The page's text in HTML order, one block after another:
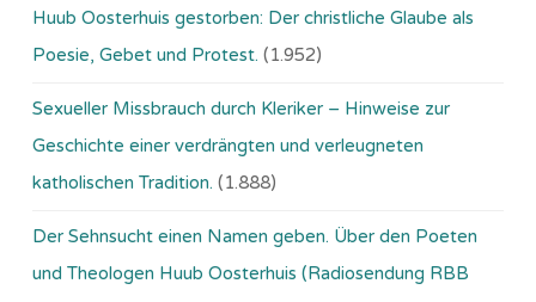
Huub Oosterhuis gestorben: Der christliche Glaube als
Poesie, Gebet und Protest. (1.952)
Sexueller Missbrauch durch Kleriker – Hinweise zur
Geschichte einer verdrängten und verleugneten
katholischen Tradition. (1.888)
Der Sehnsucht einen Namen geben. Über den Poeten
und Theologen Huub Oosterhuis (Ra­dio­sen­dung RBB